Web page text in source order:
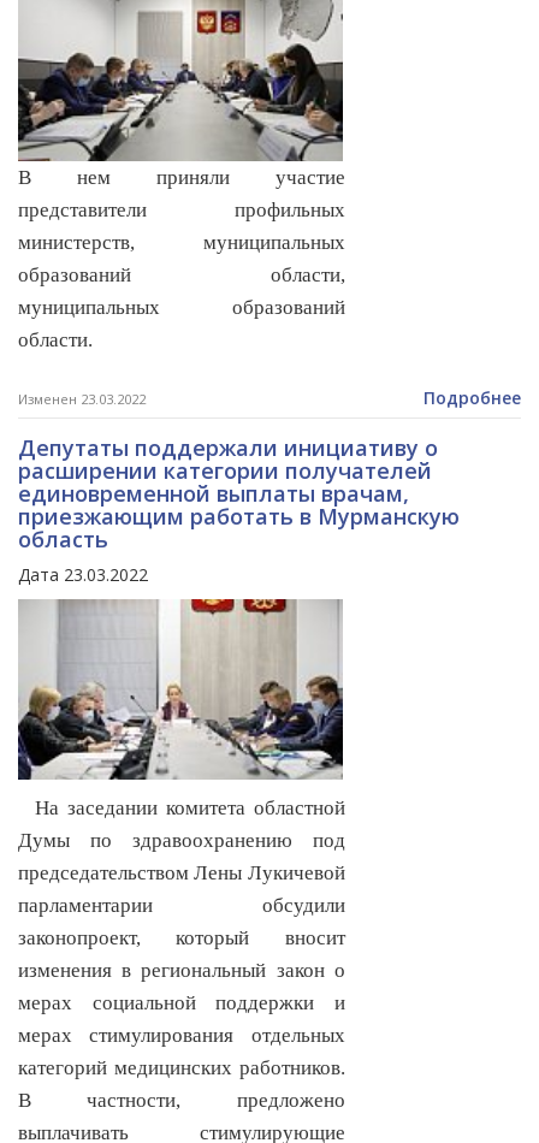
В нем приняли участие
представители профильных
министерств, муниципальных
образований области,
муниципальных образований
области.
Изменен 23.03.2022 Подробнее
Депутаты поддержали инициативу о
расширении категории получателей
единовременной выплаты врачам,
приезжающим работать в Мурманскую
область
Дата 23.03.2022
На заседании комитета областной
Думы по здравоохранению под
председательством Лены Лукичевой
парламентарии обсудили
законопроект, который вносит
изменения в региональный закон о
мерах социальной поддержки и
мерах стимулирования отдельных
категорий медицинских работников.
В частности, предложено
выплачивать стимулирующие